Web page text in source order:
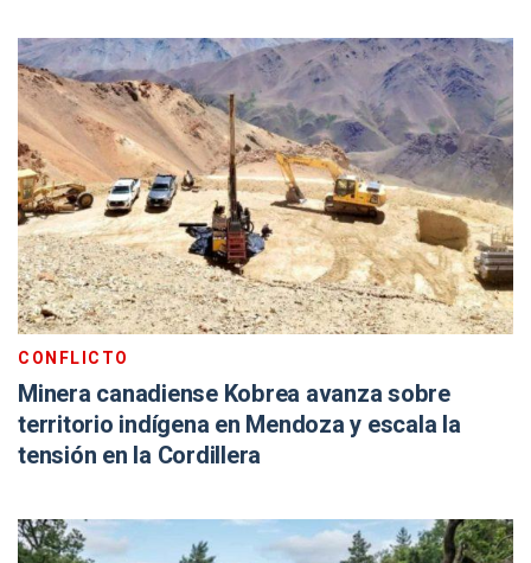
CONFLICTO
Minera canadiense Kobrea avanza sobre
territorio indígena en Mendoza y escala la
tensión en la Cordillera